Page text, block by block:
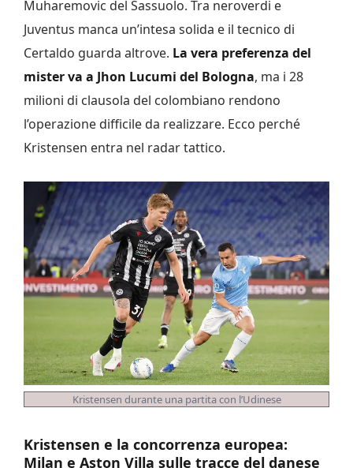
Muharemovic del Sassuolo. Tra neroverdi e
Juventus manca un’intesa solida e il tecnico di
Certaldo guarda altrove. La vera preferenza del
mister va a Jhon Lucumi del Bologna, ma i 28
milioni di clausola del colombiano rendono
l’operazione difficile da realizzare. Ecco perché
Kristensen entra nel radar tattico.
Kristensen durante una partita con l’Udinese
Kristensen e la concorrenza europea:
Milan e Aston Villa sulle tracce del danese